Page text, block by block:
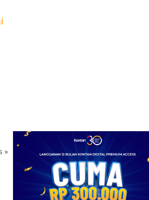
»
Sistem
Bukan November,
Asosiasi Usul Pajak
Marketplace Mulai
Dipungut Januari 2027